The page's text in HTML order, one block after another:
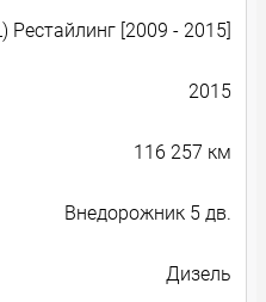
Рестайлинг [2009 - 2015]
2015
116 257 км
Внедорожник 5 дв.
Дизель